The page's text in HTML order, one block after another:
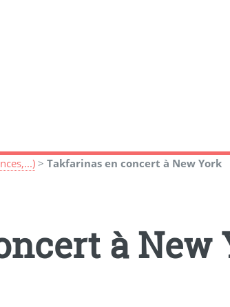
>Takfarinas en concert à New York
à New